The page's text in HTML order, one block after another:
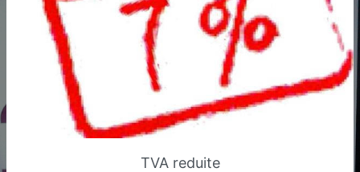
TVA reduite